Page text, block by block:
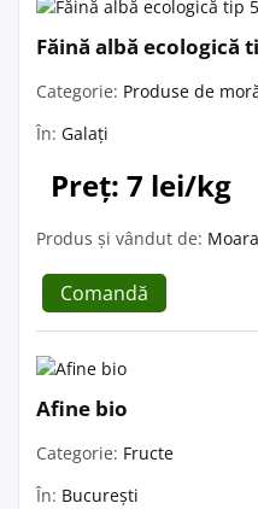
Făină albă ecologică
Categorie: Produse de
În: Galați
Preț: 7 lei/kg
Produs și vândut de:
Comandă
Afine bio
Categorie: Fructe
În: București